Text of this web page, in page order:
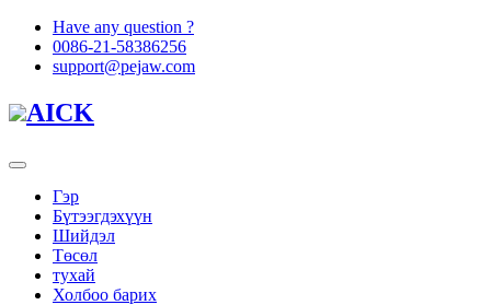
Have any question ?
0086-21-58386256
support@pejaw.com
AICK
Гэр
Бүтээгдэхүүн
Шийдэл
Төсөл
тухай
Холбоо барих